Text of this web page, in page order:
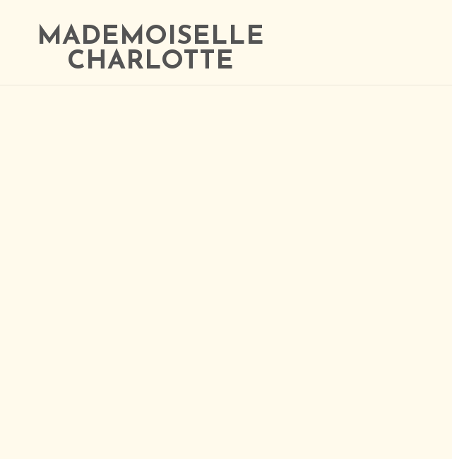
MADEMOISELLE
CHARLOTTE